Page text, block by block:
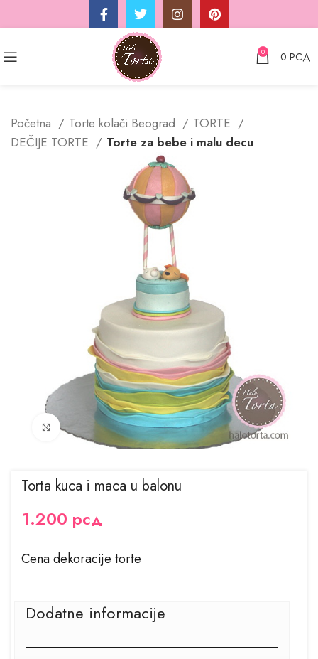
0 0 РСД
Početna Torte kolači Beograd
TORTE
DEČIJE TORTE
Torte za bebe i malu decu
Kliknite za uvećanje
Torta kuca i maca u balonu
1.200 рсд
Cena dekoracije torte
Dodatne informacije